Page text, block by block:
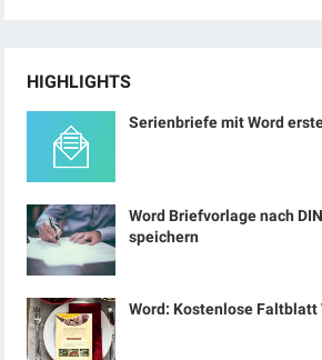
HIGHLIGHTS
Serienbriefe mit Word
Word Briefvorlage nach
speichern
Word: Kostenlose Faltblatt